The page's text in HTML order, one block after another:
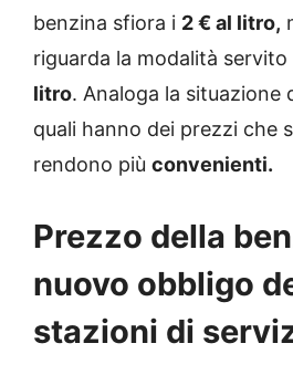
benzina sfiora i 2 € al litro,
riguarda la modalità servito
litro. Analoga la situazione
quali hanno dei prezzi che
rendono più convenienti.
Prezzo della
nuovo obbligo
stazioni di